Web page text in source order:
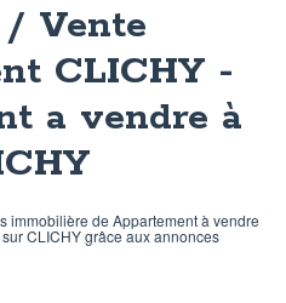
Vente
CLICHY -
a vendre à
immobilière de Appartement à vendre
CLICHY grâce aux annonces